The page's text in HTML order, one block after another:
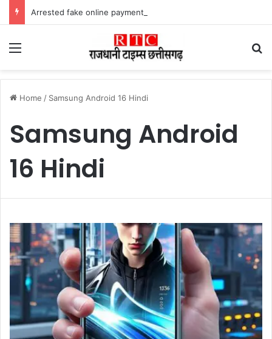
Menu
Home / Samsung Android 16 Hindi
Samsung Android
16 Hindi